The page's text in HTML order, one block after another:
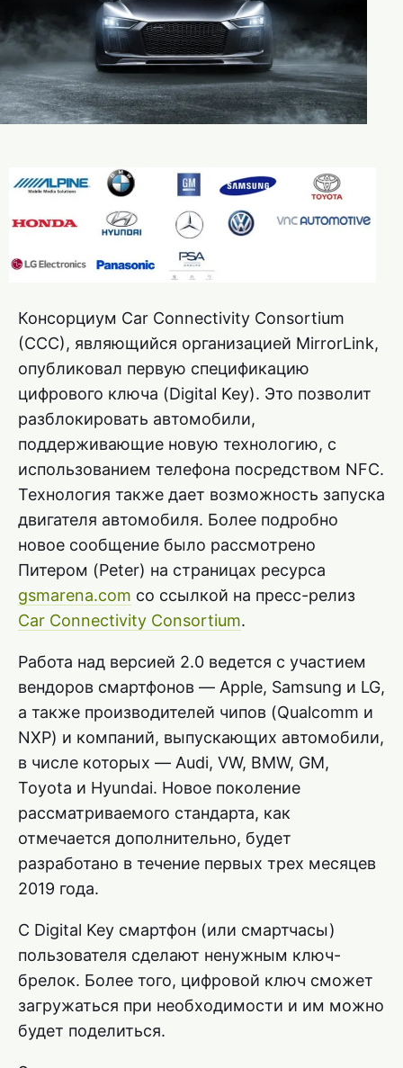
Консорциум Car Connectivity Consortium
(CCC), являющийся организацией MirrorLink,
опубликовал первую спецификацию
цифрового ключа (Digital Key). Это позволит
разблокировать автомобили,
поддерживающие новую технологию, с
использованием телефона посредством NFC.
Технология также дает возможность запуска
двигателя автомобиля. Более подробно
новое сообщение было рассмотрено
Питером (Peter) на страницах ресурса
gsmarena.com со ссылкой на пресс-релиз
Car Connectivity Consortium.
Работа над версией 2.0 ведется с участием
вендоров смартфонов — Apple, Samsung и LG,
а также производителей чипов (Qualcomm и
NXP) и компаний, выпускающих автомобили,
в числе которых — Audi, VW, BMW, GM,
Toyota и Hyundai. Новое поколение
рассматриваемого стандарта, как
отмечается дополнительно, будет
разработано в течение первых трех месяцев
2019 года.
С Digital Key смартфон (или смартчасы)
пользователя сделают ненужным ключ-
брелок. Более того, цифровой ключ сможет
загружаться при необходимости и им можно
будет поделиться.